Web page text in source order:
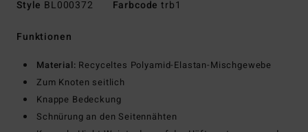
Style BL000372 Farbcode trb1
Funktionen
Material: Recyceltes Polyamid-Elastan-Mischgewebe
Zum Knoten seitlich
Knappe Bedeckung
Schnürung an den Seitennähten